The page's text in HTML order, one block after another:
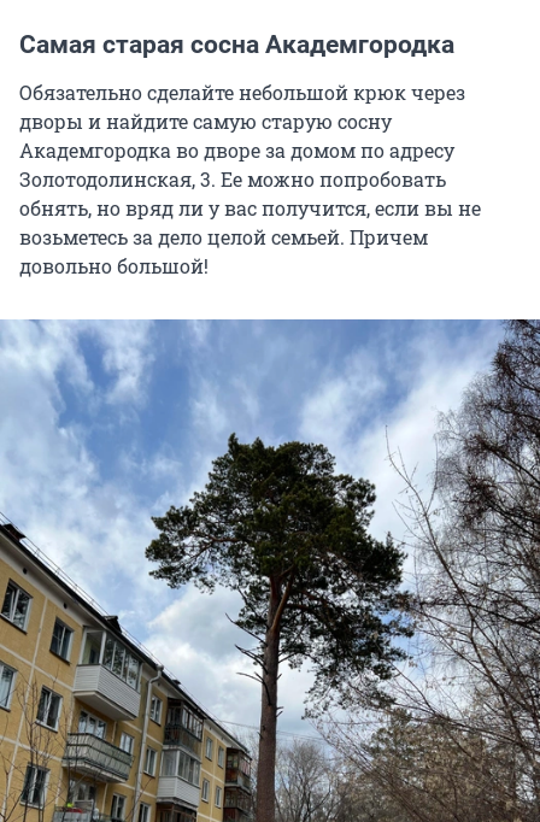
Самая старая сосна Академгородка
Обязательно сделайте небольшой крюк через
дворы и найдите самую старую сосну
Академгородка во дворе за домом по адресу
Золотодолинская, 3. Ее можно попробовать
обнять, но вряд ли у вас получится, если вы не
возьметесь за дело целой семьей. Причем
довольно большой!